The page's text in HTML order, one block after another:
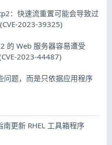
：快速流重置可能会导致过
2023-39325)
的 Web 服务器容易遭受
2023-44487)
问题，而是只依据应用程序
更新 RHEL 工具箱程序